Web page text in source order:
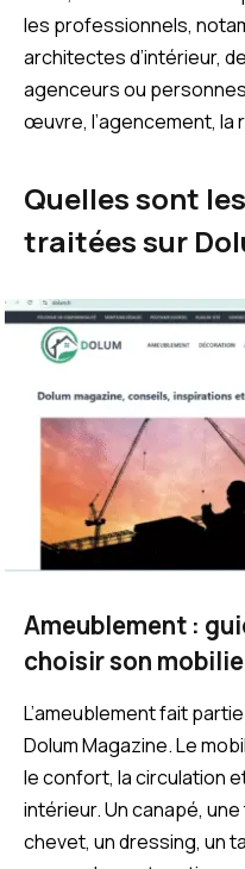
les professionnels,
architectes d’intérieur,
agenceurs ou
œuvre, l’agencement, la
Quelles sont
traitées sur
Ameublement :
choisir son
L’ameublement fait
Dolum Magazine. Le
le confort, la circulation
intérieur. Un canapé,
chevet, un dressing, un